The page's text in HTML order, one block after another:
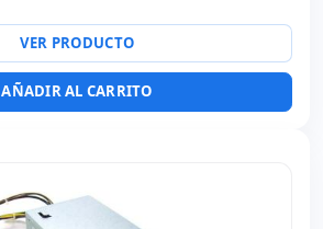
VER PRODUCTO
AÑADIR AL CARRITO